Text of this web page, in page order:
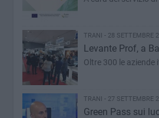
TRANI - 28 SETTEMBRE
Levante Prof, a
Oltre 300 le aziende
TRANI - 27 SETTEMBRE
Green Pass sui